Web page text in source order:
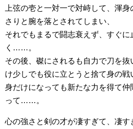
上弦の壱と一対一で対峙して、渾身
さりと腕を落とされてしまい、
それでもまるで闘志衰えず、すぐ
く……。
その後、磔にされるも自力で刀を
け少しでも役に立とうと捨て身の
身だけになっても新たな力を得て仲
って……。
心の強さと剣の才が凄すぎて、凄